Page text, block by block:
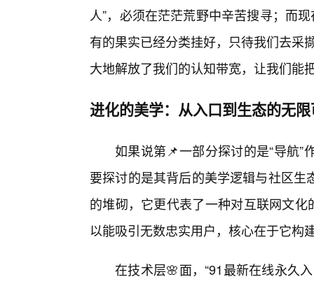
人”，必须在茫茫荒野中辛苦搜寻；而
有的果实已经分类挂好，只待我们去采
大地解放了我们的认知带宽，让我们能
进化的美学：从入口到生态的无
如果说第📌一部分探讨的是“导航
要探讨的是其背后的美学逻辑与社区
的堆砌，它更代表了一种对互联网文化
以能吸引无数忠实用户，核心在于它构
在技术层🌸面，“91最新在线永久